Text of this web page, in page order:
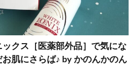
クス［医薬部外品］で気にな
肌にさらば♪ by かのんかのん